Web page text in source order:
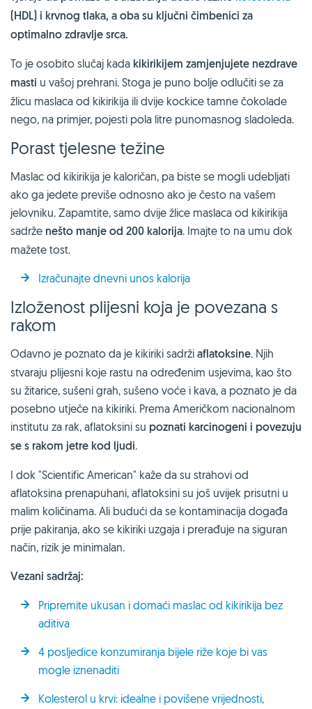
(HDL) i krvnog tlaka, a oba su ključni čimbenici za
optimalno zdravlje srca.
To je osobito slučaj kada kikirikijem zamjenjujete nezdrave
masti u vašoj prehrani. Stoga je puno bolje odlučiti se za
žlicu maslaca od kikirikija ili dvije kockice tamne čokolade
nego, na primjer, pojesti pola litre punomasnog sladoleda.
Porast tjelesne težine
Maslac od kikirikija je kaloričan, pa biste se mogli udebljati
ako ga jedete previše odnosno ako je često na vašem
jelovniku. Zapamtite, samo dvije žlice maslaca od kikirikija
sadrže nešto manje od 200 kalorija. Imajte to na umu dok
mažete tost.
Izračunajte dnevni unos kalorija
Izloženost plijesni koja je povezana s
rakom
Odavno je poznato da je kikiriki sadrži aflatoksine. Njih
stvaraju plijesni koje rastu na određenim usjevima, kao što
su žitarice, sušeni grah, sušeno voće i kava, a poznato je da
posebno utječe na kikiriki. Prema Američkom nacionalnom
institutu za rak, aflatoksini su poznati karcinogeni i povezuju
se s rakom jetre kod ljudi.
I dok "Scientific American" kaže da su strahovi od
aflatoksina prenapuhani, aflatoksini su još uvijek prisutni u
malim količinama. Ali budući da se kontaminacija događa
prije pakiranja, ako se kikiriki uzgaja i prerađuje na siguran
način, rizik je minimalan.
Vezani sadržaj:
Pripremite ukusan i domaći maslac od kikirikija bez
aditiva
4 posljedice konzumiranja bijele riže koje bi vas
mogle iznenaditi
Kolesterol u krvi: idealne i povišene vrijednosti,